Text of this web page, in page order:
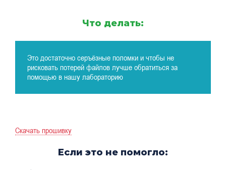
Что делать:
Это достаточно серъёзные поломки и чтобы не
рисковать потерей файлов лучше обратиться за
помощью в нашу лабораторию
Скачать прошивку
Если это не помогло: